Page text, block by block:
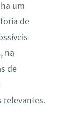
um
de
na
de
relevantes.